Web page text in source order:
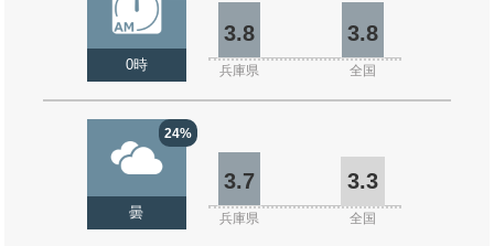
0時
3.8 3.8
兵庫県 全国
24%
曇
3.7 3.3
兵庫県 全国